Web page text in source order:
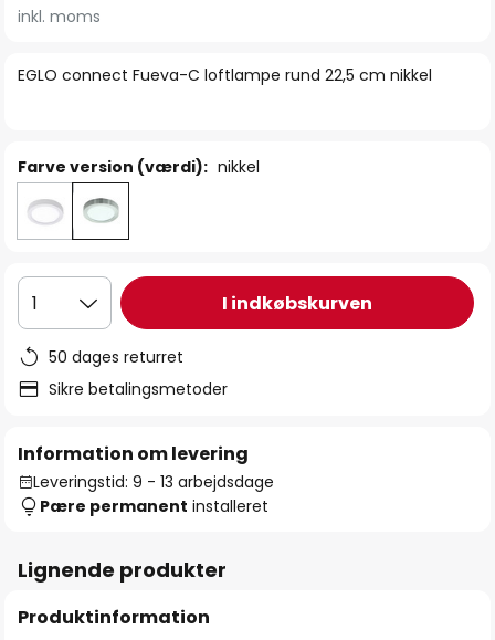
starten
billedgalleriet
EGLO connect Fueva-C loftlampe rund 22,5 cm nikkel
inkl. moms
Farve version (værdi): nikkel
1 I indkøbskurven
50 dages returret
Sikre betalingsmetoder
Information om levering
Leveringstid: 9 - 13 arbejdsdage
Pære permanent installeret
Lignende produkter
Produktinformation